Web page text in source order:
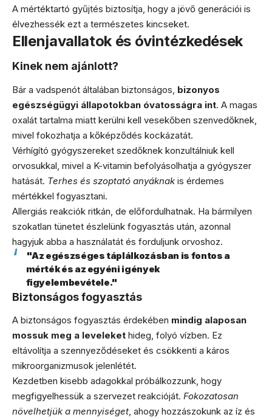
A mértéktartó gyűjtés biztosítja, hogy a jövő generációi is
élvezhessék ezt a természetes kincseket.
Ellenjavallatok és óvintézkedések
Kinek nem ajánlott?
Bár a vadspenót általában biztonságos, bizonyos
egészségügyi állapotokban óvatosságra int. A magas
oxalát tartalma miatt kerülni kell vesekőben szenvedőknek,
mivel fokozhatja a kőképződés kockázatát.
Vérhígító gyógyszereket szedőknek konzultálniuk kell
orvosukkal, mivel a K-vitamin befolyásolhatja a gyógyszer
hatását. Terhes és szoptató anyáknak is érdemes
mértékkel fogyasztani.
Allergiás reakciók ritkán, de előfordulhatnak. Ha bármilyen
szokatlan tünetet észlelünk fogyasztás után, azonnal
hagyjuk abba a használatát és forduljunk orvoshoz.
"Az egészséges táplálkozásban is fontos a
mérték és az egyéni igények
figyelembevétele."
Biztonságos fogyasztás
A biztonságos fogyasztás érdekében mindig alaposan
mossuk meg a leveleket hideg, folyó vízben. Ez
eltávolítja a szennyeződéseket és csökkenti a káros
mikroorganizmusok jelenlétét.
Kezdetben kisebb adagokkal próbálkozzunk, hogy
megfigyelhessük a szervezet reakcióját. Fokozatosan
növelhetjük a mennyiséget, ahogy hozzászokunk az íz és